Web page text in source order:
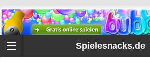
Spielesnacks.de